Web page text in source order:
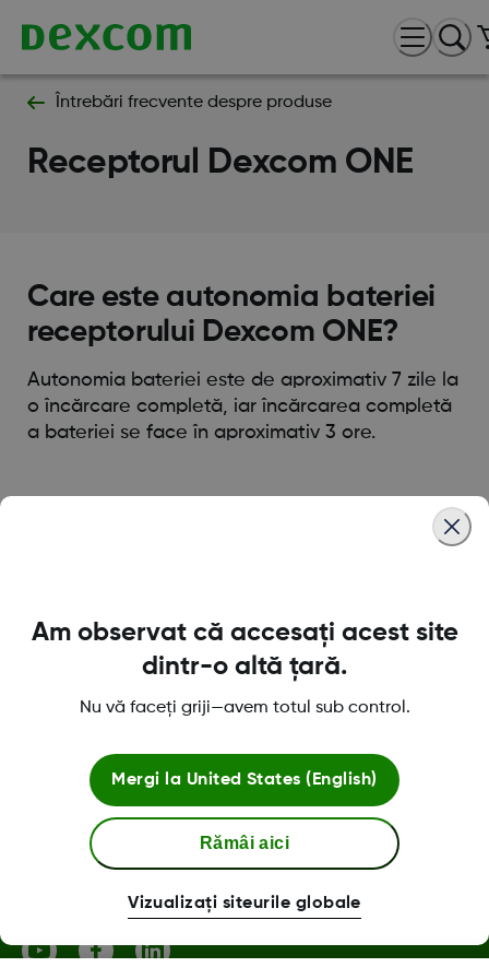
Întrebări frecvente despre produse
Receptorul Dexcom ONE
Care este autonomia bateriei
receptorului Dexcom ONE?
Autonomia bateriei este de aproximativ 7 zile la
o încărcare completă, iar încărcarea completă
a bateriei se face în aproximativ 3 ore.
Despre Dexcom
Magazinul Dexcom ONE+
Mai multe informatii
Am observat că accesați acest site
dintr-o altă țară.
Nu vă faceți griji—avem totul sub control.
Mergi la United States (English)
Rămâi aici
Vizualizați siteurile globale